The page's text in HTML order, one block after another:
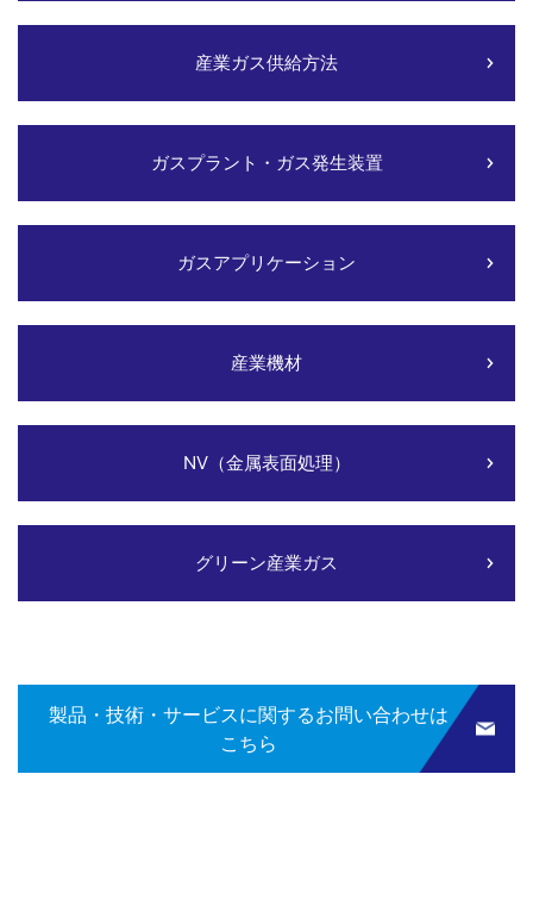
産業ガス供給方法
ガスプラント・ガス発生装置
ガスアプリケーション
産業機材
NV（金属表面処理）
グリーン産業ガス
製品・技術・サービスに関するお問い合わせは
こちら